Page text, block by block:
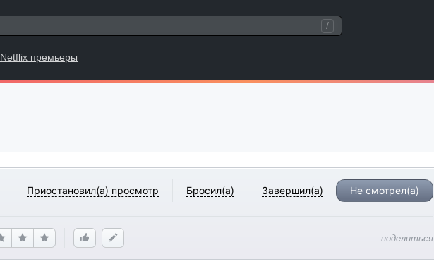
/
Netflix премьеры
Приостановил(а) просмотр Бросил(а) Завершил(а) Не смотрел(а)
поделиться